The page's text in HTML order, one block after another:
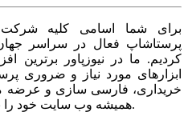
برای شما اسامی کلیه شرکت
پرستاشاپ فعال در سراسر
کردیم. ما در نیوزپاور برترین
ابزارهای مورد نیاز و ضروری
خریداری، فارسی سازی و عرضه می
همیشه وب سایت خود را بروز و پویا نگه دارید.